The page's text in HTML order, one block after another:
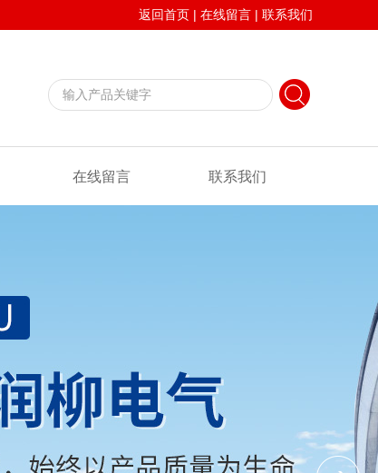
返回首页 | 在线留言 | 联系我们
在线留言 联系我们